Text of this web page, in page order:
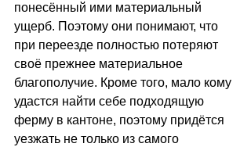
понесённый ими материальный
ущерб. Поэтому они понимают, что
при переезде полностью потеряют
своё прежнее материальное
благополучие. Кроме того, мало кому
удастся найти себе подходящую
ферму в кантоне, поэтому придётся
уезжать не только из самого